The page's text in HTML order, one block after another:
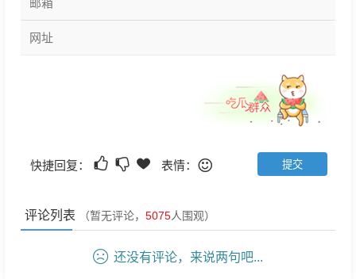
快捷回复： 表情：
评论列表 （暂无评论， 5075人围观）
还没有评论，来说两句吧...